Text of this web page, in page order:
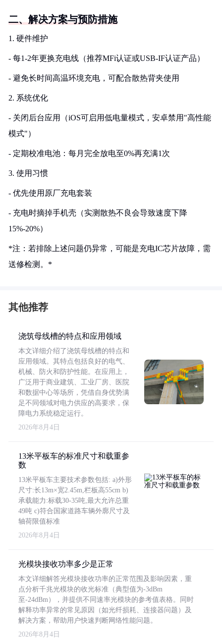
二、解决方案与预防措施
1. 硬件维护
- 每1-2年更换充电线（推荐MFi认证或USB-IF认证产品）
- 避免长时间高温环境充电，可配合散热背夹使用
2. 系统优化
- 关闭后台应用（iOS可启用低电量模式，安卓禁用"高性能
模式"）
- 定期校准电池：每月完全放电至0%再充满1次
3. 使用习惯
- 优先使用原厂充电套装
- 充电时摘掉手机壳（实测散热不良会导致速度下降
15%-20%）
*注：若排除上述问题仍异常，可能是充电IC芯片故障，需
送修检测。*
其他推荐
浇筑母线槽的特点和应用领域
本文详细介绍了浇筑母线槽的特点和
应用领域。其特点包括良好的电气、
机械、防火和防护性能。在应用上，
广泛用于商业建筑、工业厂房、医院
和数据中心等场所，凭借自身优势满
足不同领域对电力供应的高要求，保
障电力系统稳定运行。
2026年8月4日
13米平板车的标准尺寸和载重参
数
13米平板车主要技术参数包括: a)外形
尺寸:长13m×宽2.45m,栏板高55cm b)
承载能力:标载30-35吨,最大允许总重
49吨 c)符合国家道路车辆外廓尺寸及
轴荷限值标准
2026年8月4日
光模块接收功率多少是正常
本文详细解答光模块接收功率的正常范围及影响因素，重
点分析千兆光模块的收光标准（典型值为-3dBm
至-24dBm），并提供不同速率光模块的参考值表格。同时
解释功率异常的常见原因（如光纤损耗、连接器问题）及
解决方案，帮助用户快速判断网络性能问题。
2026年8月4日